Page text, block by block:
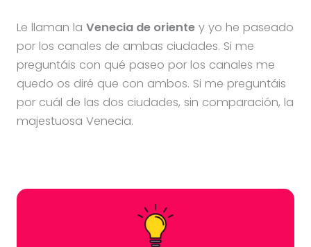
Le llaman la Venecia de orientey yo he paseado
por los canales de ambas ciudades. Si me
preguntáis con qué paseo por los canales me
quedo os diré que con ambos. Si me preguntáis
por cuál de las dos ciudades, sin comparación, la
majestuosa Venecia.